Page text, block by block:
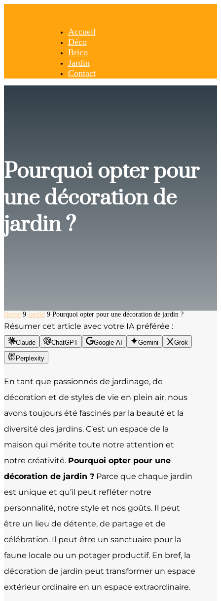
Accueil
Déco
Brico
Jardin
Contact
Pourquoi opter pour
une décoration de
jardin ?
Home 9 Jardin 9 Pourquoi opter pour une décoration de jardin ?
Résumer cet article avec votre IA préférée :
Claude ChatGPT Google AI Gemini Grok
Perplexity
En tant que passionnés de jardinage, de
décoration et de styles de vie en plein air, nous
avons toujours été fascinés par la beauté et la
diversité des jardins. C’est un espace de la
maison qui mérite toute notre attention et
notre créativité. Pourquoi opter pour une
décoration de jardin ? Parce que chaque jardin
est unique et qu’il peut refléter notre
personnalité, notre style et nos goûts. Il peut
être un lieu de détente, de partage et de
célébration. Il peut être un sanctuaire pour la
faune locale ou un potager productif. En bref, la
décoration de jardin peut transformer un espace
extérieur ordinaire en un espace extraordinaire.